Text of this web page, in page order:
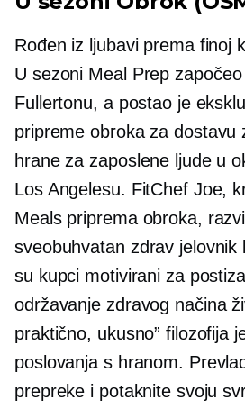
Rođen iz ljubavi prema finoj
U sezoni Meal Prep
Fullertonu, a postao je
pripreme obroka za dostavu
hrane za zaposlene ljude u
Los Angelesu. FitChef Joe,
Meals priprema obroka,
sveobuhvatan zdrav jelovnik
su kupci motivirani za
održavanje zdravog načina
praktično, ukusno” filozofija
poslovanja s hranom.
prepreke i potaknite svoju